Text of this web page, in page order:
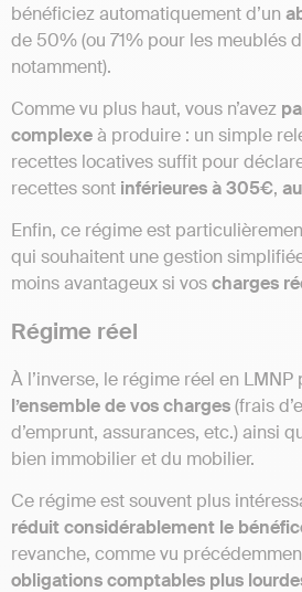
bénéficiez automatiquement d’un
de 50% (ou 71% pour les meublés
notamment).
Comme vu plus haut, vous n’avez
complexeà produire : un simple
recettes locatives suffit pour
recettes sont inférieures à 305€,
Enfin, ce régime est
qui souhaitent une gestion
moins avantageux si voscharges
Régime réel
À l’inverse, le régime réel en LMNP
l’ensemble de vos charges(frais
d’emprunt, assurances, etc.) ainsi
bien immobilier et du mobilier.
Ce régime est souvent plus
réduit considérablement le
revanche, comme vu
obligations comptables plus